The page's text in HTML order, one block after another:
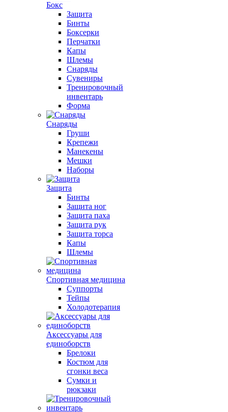
Бокс
Защита
Бинты
Боксерки
Перчатки
Капы
Шлемы
Снаряды
Сувениры
Тренировочный
инвентарь
Форма
Снаряды
Груши
Крепежи
Манекены
Мешки
Наборы
Защита
Бинты
Защита ног
Защита паха
Защита рук
Защита торса
Капы
Шлемы
Спортивная медицина
Суппорты
Тейпы
Холодотерапия
Аксессуары для
единоборств
Брелоки
Костюм для
сгонки веса
Сумки и
рюкзаки